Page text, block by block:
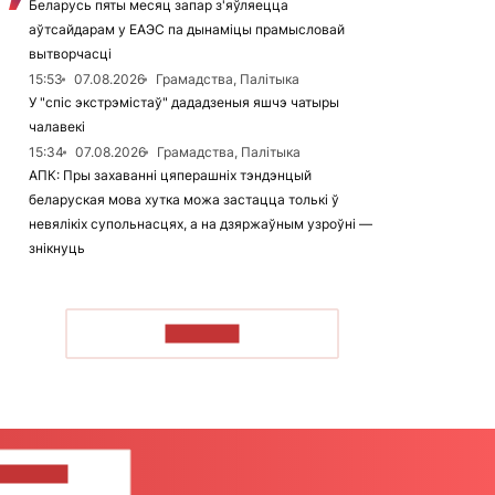
Беларусь пяты месяц запар з'яўляецца
аўтсайдарам у ЕАЭС па дынаміцы прамысловай
вытворчасці
15:53
07.08.2026
Грамадства, Палітыка
У "спіс экстрэмістаў" дададзеныя яшчэ чатыры
чалавекі
15:34
07.08.2026
Грамадства, Палітыка
АПК: Пры захаванні цяперашніх тэндэнцый
беларуская мова хутка можа застацца толькі ў
невялікіх супольнасцях, а на дзяржаўным узроўні —
знікнуць